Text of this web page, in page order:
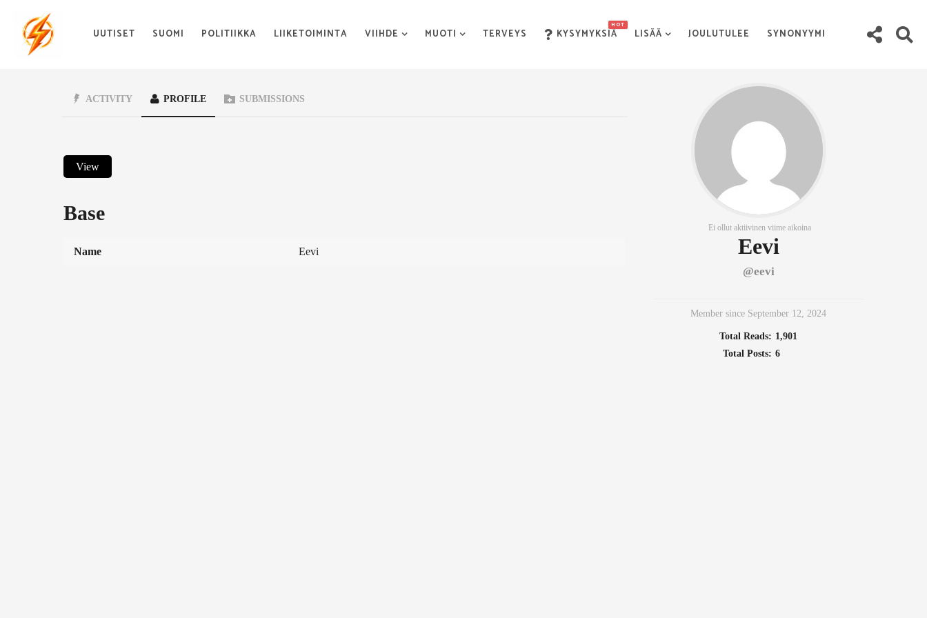
UUTISET SUOMI POLITIIKKA LIIKETOIMINTA VIIHDE MUOTI TERVEYS KYSYMYKSIÄ
HOT
LISÄÄ JOULUTULEE SYNONYYMI
Ei ollut aktiivinen viime aikoina
Eevi
@eevi
Member since September 12, 2024
Total Reads: 1,901
Total Posts: 6
ACTIVITY PROFILE SUBMISSIONS
View
Base
Name Eevi